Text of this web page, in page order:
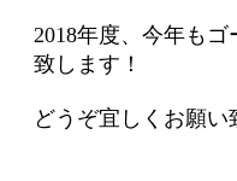
ア
カ
2018年度、今年も
致します！
どうぞ宜しくお願い